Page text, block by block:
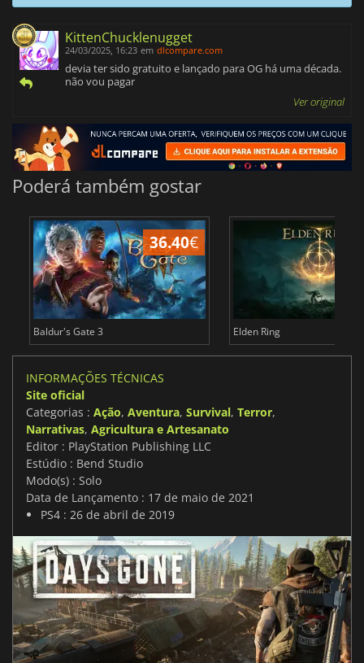
KittenChucklenugget
24/03/2025, 16:23 em dlcompare.com
devia ter sido gratuito e lançado para OG há uma década.
não vou pagar
Ver original
Poderá também gostar
36.40€
Baldur's Gate 3 Elden Ring
INFORMAÇÕES TÉCNICAS
Site oficial
Categorias : Ação, Aventura, Survival, Terror,
Narrativas, Agricultura e Artesanato
Editor : PlayStation Publishing LLC
Estúdio : Bend Studio
Modo(s) : Solo
Data de Lançamento : 17 de maio de 2021
PS4 : 26 de abril de 2019